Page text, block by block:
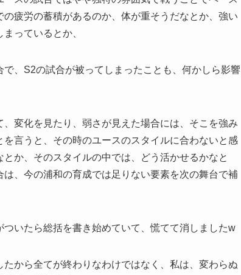
疲労の蓄積があるのか、体が重そうだなとか、強い
っているとか、
、S2の試合が被ってしまったことも、何かしら影響
変化を見たり、弱さが見えた場合には、そこを強み
言うと、その時のユースのスタイルに合わないと感
か、そのスタイルの中では、どう活かせるかなと
、今の浦和の育成では足りない要素を次の舞台で補
いたら総括を書き始めていて、慌てて消しましたw
から全てが終わりなわけではなく、私は、変わらぬ